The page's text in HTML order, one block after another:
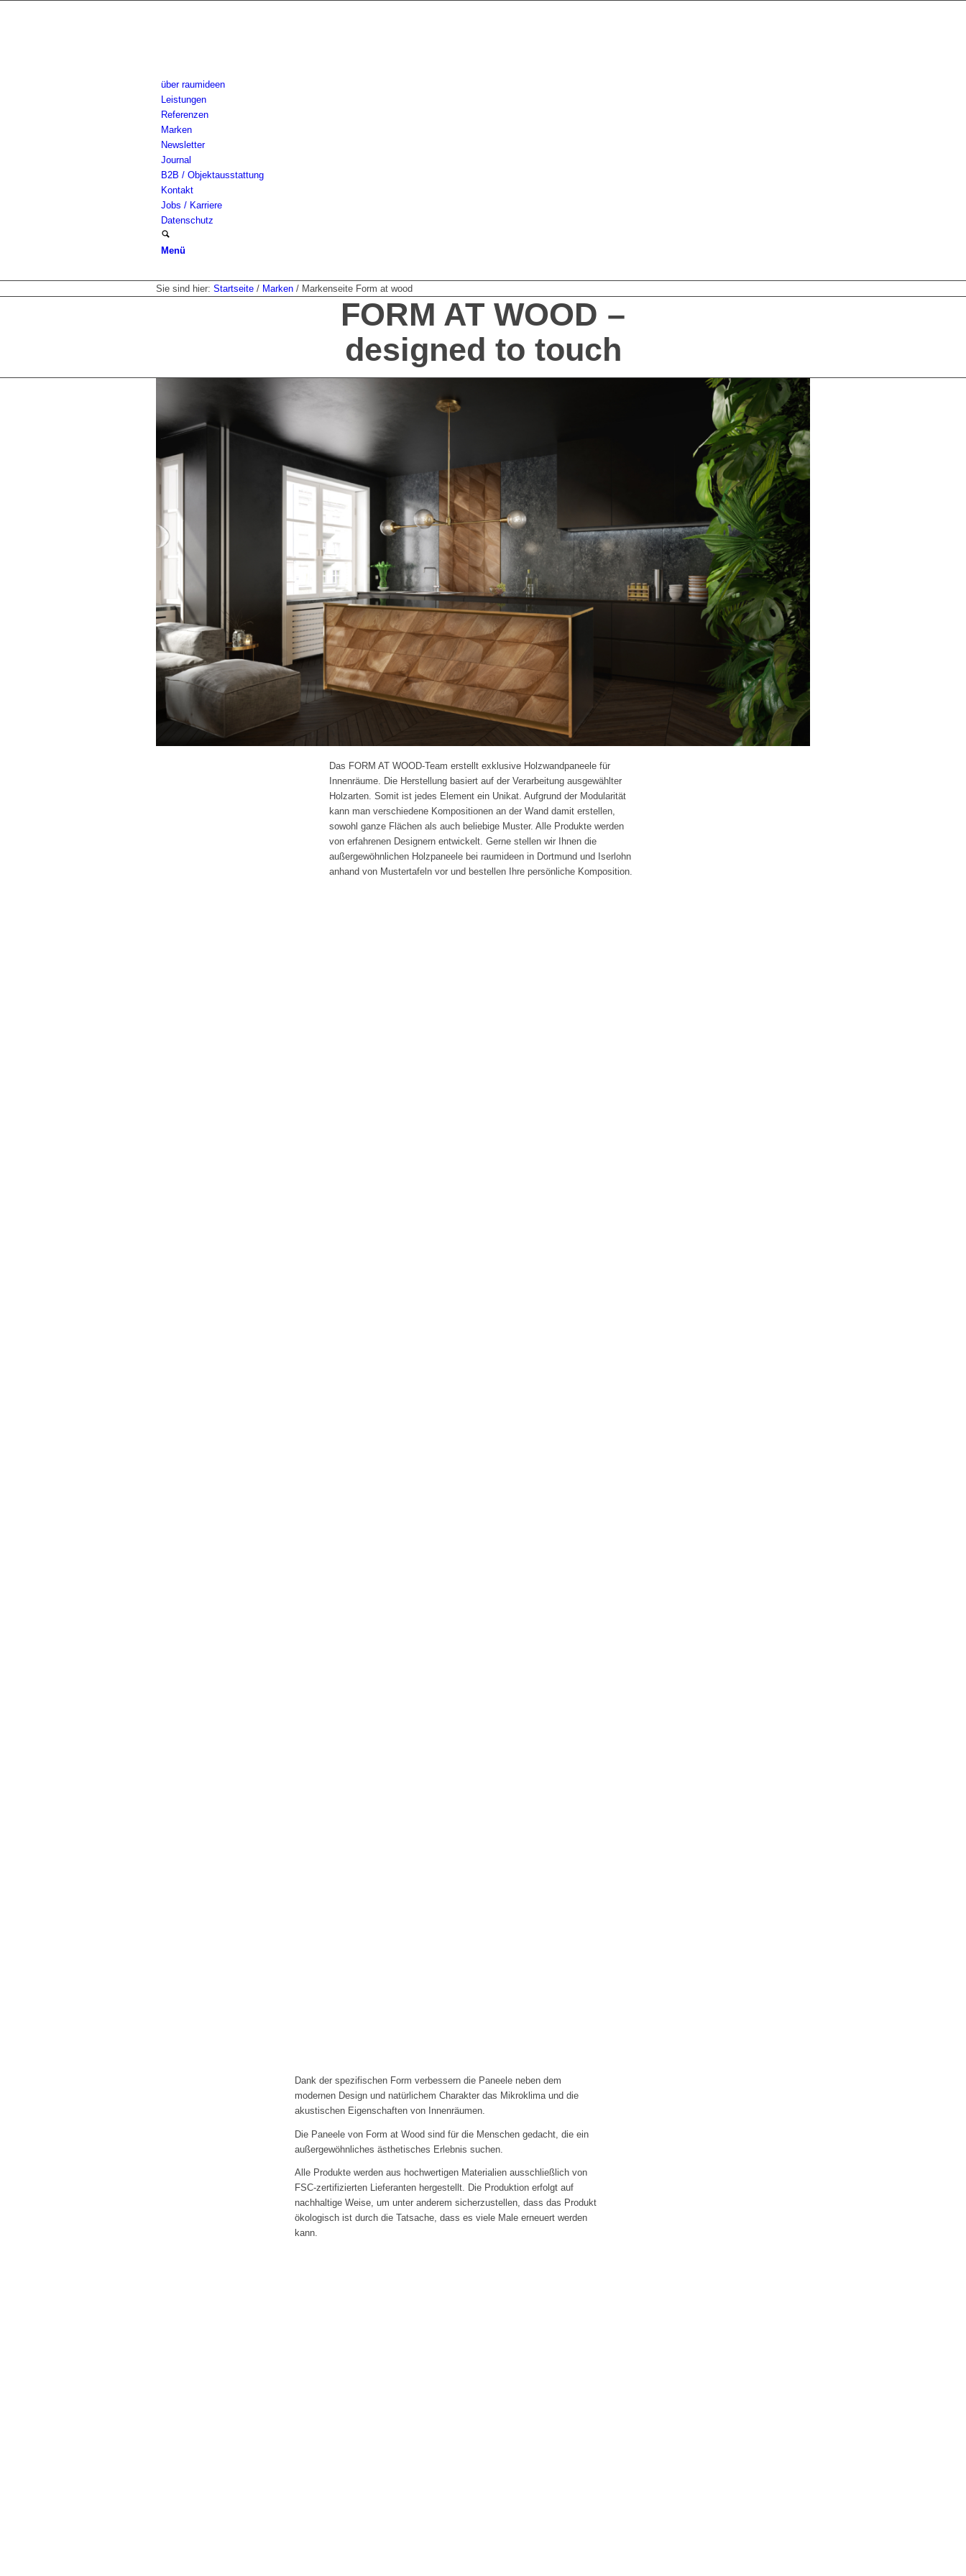
über raumideen
Leistungen
Referenzen
Marken
Newsletter
Journal
B2B / Objektausstattung
Kontakt
Jobs / Karriere
Datenschutz
Menü
Sie sind hier: Startseite / Marken / Markenseite Form at wood
FORM AT WOOD –
designed to touch
Das FORM AT WOOD-Team erstellt exklusive Holzwandpaneele für
Innenräume. Die Herstellung basiert auf der Verarbeitung ausgewählter
Holzarten. Somit ist jedes Element ein Unikat. Aufgrund der Modularität
kann man verschiedene Kompositionen an der Wand damit erstellen,
sowohl ganze Flächen als auch beliebige Muster. Alle Produkte werden
von erfahrenen Designern entwickelt. Gerne stellen wir Ihnen die
außergewöhnlichen Holzpaneele bei raumideen in Dortmund und Iserlohn
anhand von Mustertafeln vor und bestellen Ihre persönliche Komposition.
Dank der spezifischen Form verbessern die Paneele neben dem
modernen Design und natürlichem Charakter das Mikroklima und die
akustischen Eigenschaften von Innenräumen.
Die Paneele von Form at Wood sind für die Menschen gedacht, die ein
außergewöhnliches ästhetisches Erlebnis suchen.
Alle Produkte werden aus hochwertigen Materialien ausschließlich von
FSC-zertifizierten Lieferanten hergestellt. Die Produktion erfolgt auf
nachhaltige Weise, um unter anderem sicherzustellen, dass das Produkt
ökologisch ist durch die Tatsache, dass es viele Male erneuert werden
kann.